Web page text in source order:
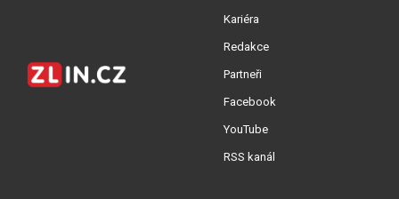
Kariéra
Redakce
Partneři
Facebook
YouTube
RSS kanál